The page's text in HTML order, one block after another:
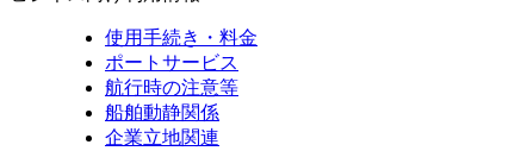
使用手続き・料金
ポートサービス
航行時の注意等
船舶動静関係
企業立地関連